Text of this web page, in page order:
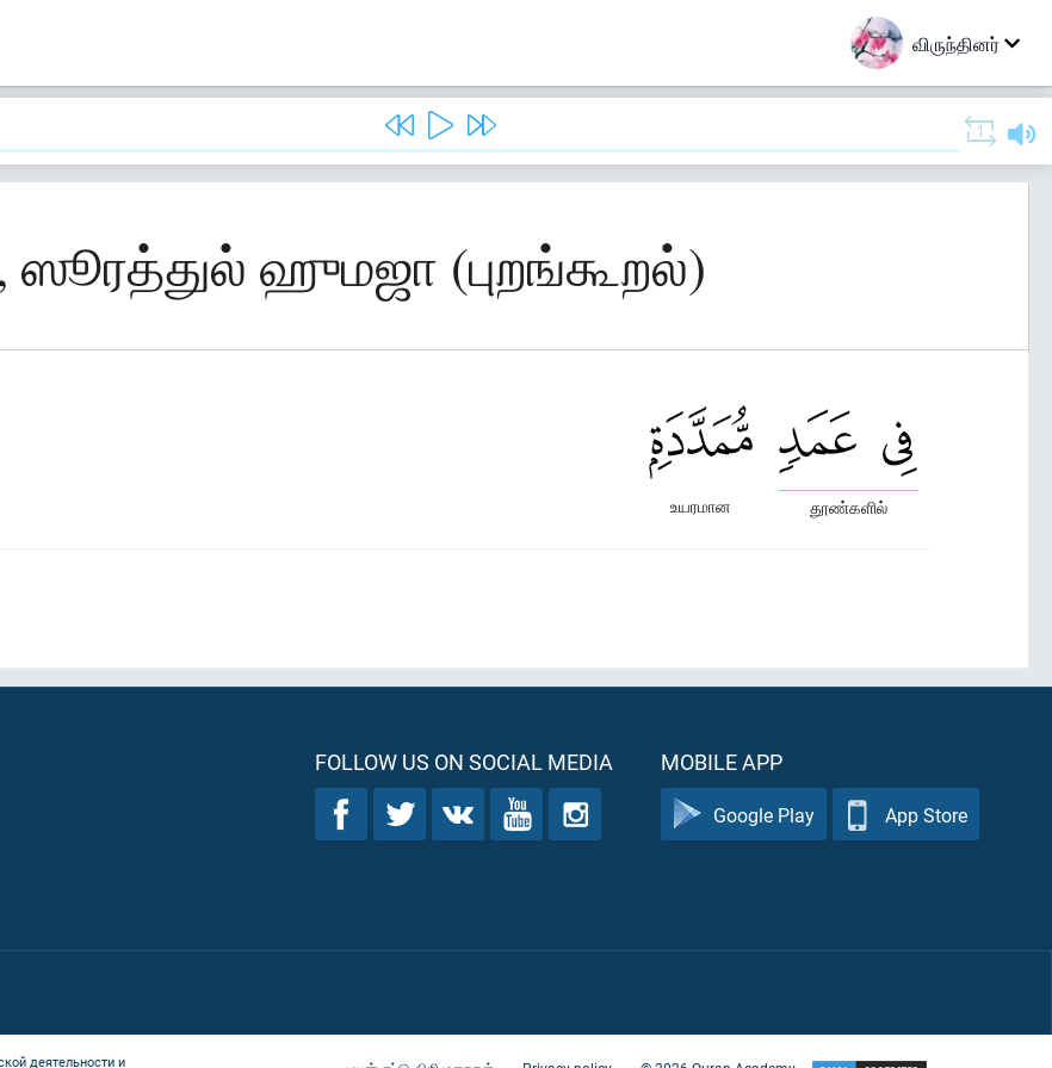
விருந்தினர்
ஸூரத்துல் ஹுமஜா (புறங்கூறல்)
தூண்களில்
உயரமான
FOLLOW US ON SOCIAL MEDIA MOBILE APP
Google Play App Store
деятельности и